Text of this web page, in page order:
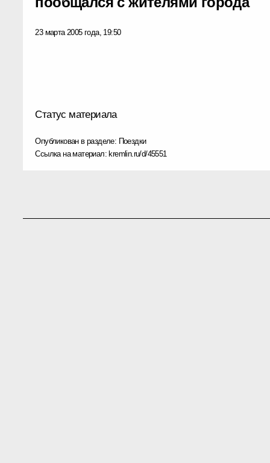
23 марта 2005 года, 19:50
Статус материала
Опубликован в разделе: Поездки
Ссылка на материал: kremlin.ru/d/45551